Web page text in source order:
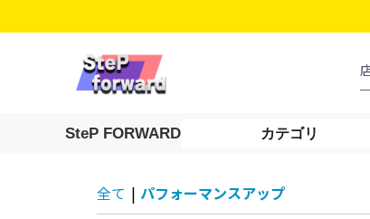
SteP FORWARD カテゴリ
全て | パフォーマンスアップ